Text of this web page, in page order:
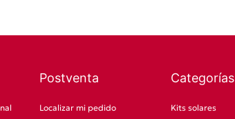
Postventa
Localizar mi pedido
Categorías
Kits solares